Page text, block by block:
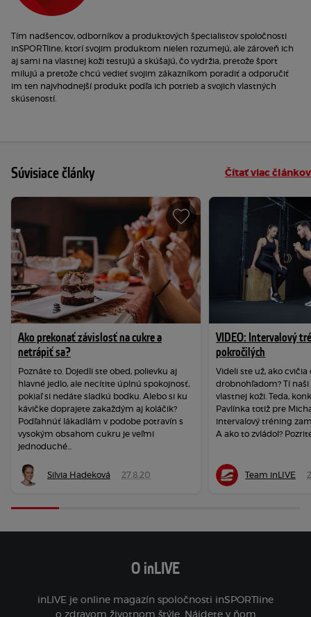
Tím nadšencov, odborníkov a produktových špecialistov spoločnosti
inSPORTline, ktorí svojim produktom nielen rozumejú, ale zároveň ich
aj sami na vlastnej koži testujú a skúšajú, čo vydržia, pretože šport
milujú a pretože chcú vedieť svojim zákazníkom poradiť a odporučiť
im ten najvhodnejší produkt podľa ich potrieb a svojich vlastných
skúseností.
Súvisiace články Čítať viac článkov
Ako prekonať závislosť na cukre a
netrápiť sa?
Poznáte to. Dojedli ste obed, polievku aj
hlavné jedlo, ale necítite úplnú spokojnosť,
pokiaľ si nedáte sladkú bodku. Alebo si ku
kávičke doprajete zakaždým aj koláčik?
Podľahnúť lákadlám v podobe potravín s
vysokým obsahom cukru je veľmi
jednoduché...
Silvia Hadeková 27.8.20
VIDEO: Intervalový
pokročilých
Videli ste už, ako
drobnohľadom? Tí naši
vlastnej koži. Teda,
Pavlínka totiž pre
intervalový tréning
A ako to zvládol?
Team inLIVE
O inLIVE
inLIVE je online magazín spoločnosti inSPORTline
o zdravom životnom štýle. Nájdete v ňom